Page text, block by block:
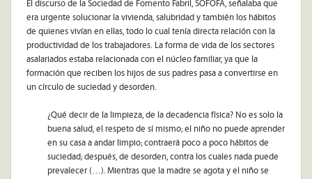
El discurso de la Sociedad de Fomento Fabril, SOFOFA, señalaba que
era urgente solucionar la vivienda, salubridad y también los hábitos
de quienes vivían en ellas, todo lo cual tenía directa relación con la
productividad de los trabajadores. La forma de vida de los sectores
asalariados estaba relacionada con el núcleo familiar, ya que la
formación que reciben los hijos de sus padres pasa a convertirse en
un círculo de suciedad y desorden.
¿Qué decir de la limpieza, de la decadencia física? No es solo la
buena salud, el respeto de sí mismo; el niño no puede aprender
en su casa a andar limpio; contraerá poco a poco hábitos de
suciedad; después, de desorden, contra los cuales nada puede
prevalecer (…). Mientras que la madre se agota y el niño se